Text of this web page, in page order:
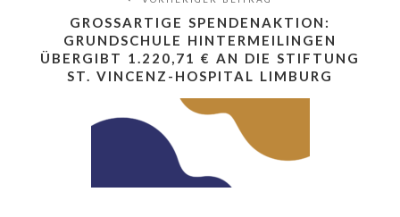
GROSSARTIGE SPENDENAKTION: G
RUNDSCHULE HINTERMEILINGEN Ü
BERGIBT 1.220,71 € AN DIE STIFTUNG S
T. VINCENZ-HOSPITAL LIMBURG